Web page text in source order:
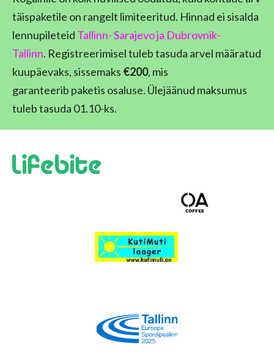
täispaketile on rangelt limiteeritud. Hinnad ei sisalda
lennupileteid Tallinn- Sarajevo ja Dubrovnik-
Tallinn. Registreerimisel tuleb tasuda arvel määratud
kuupäevaks, sissemaks €200, mis
garanteerib paketis osaluse. Ülejäänud maksumus
tuleb tasuda 01.10-ks.